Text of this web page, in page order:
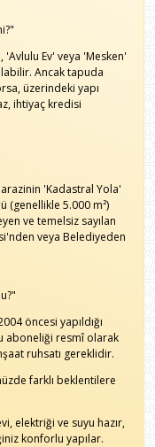
Ev' veya 'Mesken'
Ancak tapuda
üzerindeki yapı
ihtiyaç kredisi
'Kadastral Yola'
(genellikle 5.000 m²)
ve temelsiz sayılan
veya Belediyeden
öncesi yapıldığı
aboneliği resmî olarak
ruhsatı gereklidir.
farklı beklentilere
elektriği ve suyu hazır,
konforlu yapılar.